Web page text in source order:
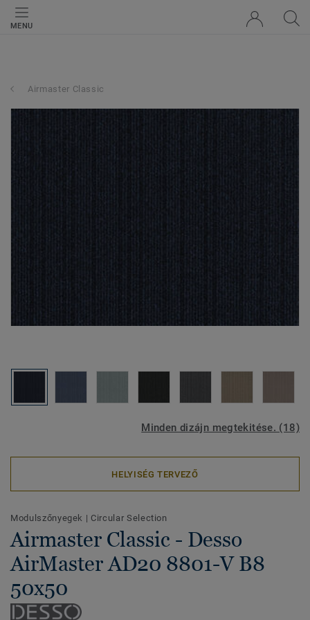
MENU
Airmaster Classic
Minden dizájn megtekitése. (18)
HELYISÉG TERVEZŐ
Modulszőnyegek | Circular Selection
Airmaster Classic - Desso
AirMaster AD20 8801-V B8
50x50